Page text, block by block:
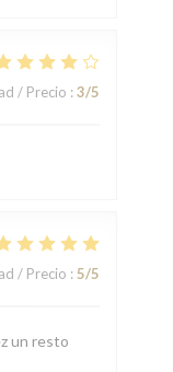
/ Precio : 3/5
/ Precio : 5/5
un resto